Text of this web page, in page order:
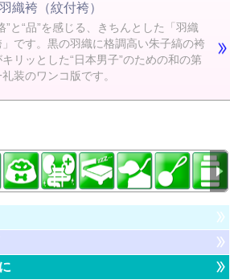
織袴（紋付袴）
”と“品”を感じる、きちんとした「羽織
」です。黒の羽織に格調高い朱子縞の袴
キリッとした“日本男子”のための和の第
装のワンコ版です。